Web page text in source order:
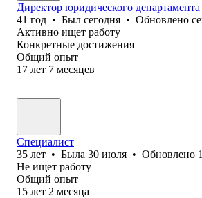
Директор юридического департамента
41 год • Был сегодня • Обновлено
Активно ищет работу
Конкретные достижения
Общий опыт
17 лет 7 месяцев
Специалист
35 лет • Была 30 июля • Обновлено
Не ищет работу
Общий опыт
15 лет 2 месяца